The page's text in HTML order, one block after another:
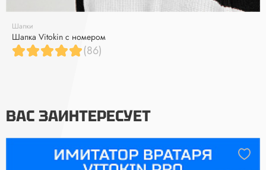
Шапки
Шапка Vitokin с номером
(86)
ВАС ЗАИНТЕРЕСУЕТ